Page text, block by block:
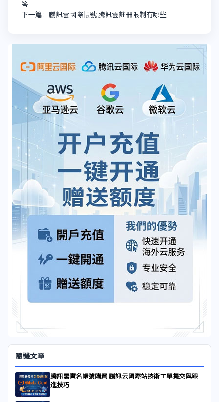
答
下一篇：騰訊雲國際帳號 騰訊雲註冊限制有哪些
隨機文章
騰訊雲實名帳號購買 騰訊云國際站技術工單提交與跟
進技巧